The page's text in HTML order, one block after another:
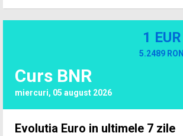
Curs BNR
miercuri, 05 august 2026
1 EUR
5.2489 RON
Evolutia Euro in ultimele 7 zile